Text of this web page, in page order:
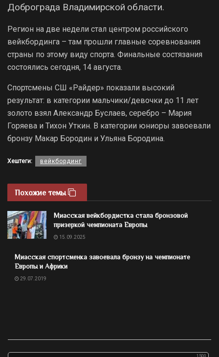
Доброграда Владимирской области.
Регион на две недели стал центром российского
вейкбординга – там прошли главные соревнования
страны по этому виду спорта. Финальные состязания
состоялись сегодня, 14 августа.
Спортсмены СШ «Райдер» показали высокий
результат: в категории мальчики/девочки до 11 лет
золото взял Александр Буслаев, серебро – Мария
Горяева и Тихон Уткин. В категории юниоры завоевали
бронзу Макар Бородин и Ульяна Бородина.
Хештеги: вейкбординг
Похожие темы
Миасская вейкбордистка стала бронзовой
призеркой чемпионата Европы
15.09.2025
Миасская спортсменка завоевала бронзу на чемпионате
Европы и Африки
29.07.2019
1500